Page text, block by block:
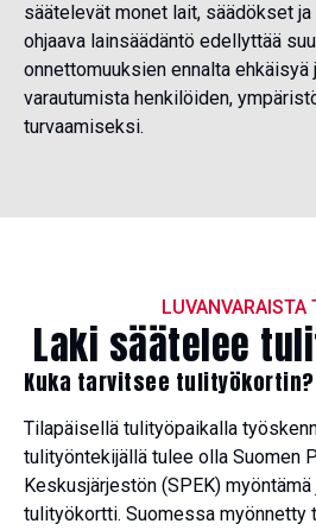
säätelevät monet lait, säädökset
ohjaava lainsäädäntö edellyttää
onnettomuuksien ennalta ehkäisyä
varautumista henkilöiden,
turvaamiseksi.
LUVANVARAISTA
Laki säätelee
Kuka tarvitsee tulityökortin?
Tilapäisellä tulityöpaikalla
tulityöntekijällä tulee olla Suomen
Keskusjärjestön (SPEK)
tulityökortti. Suomessa myönnetty